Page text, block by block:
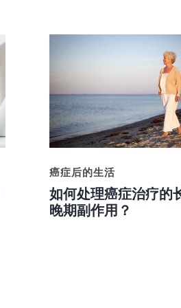
癌症后的生活
如何处理癌症治疗的
晚期副作用？